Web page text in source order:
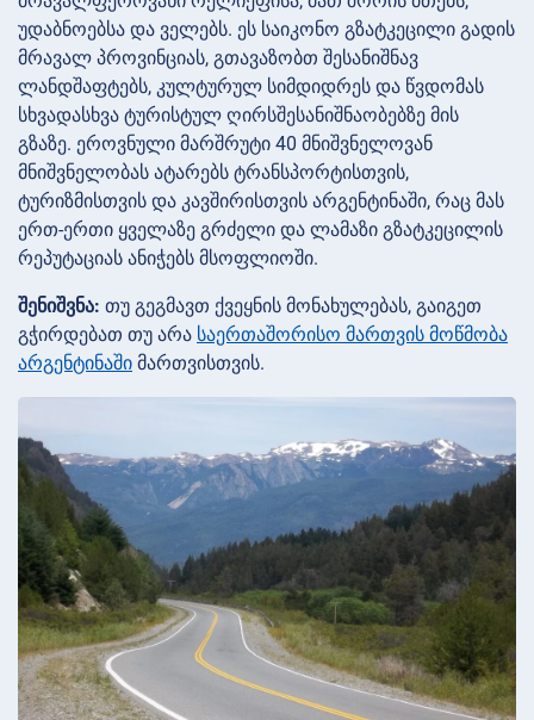
უდაბნოებსა და ველებს. ეს საიკონო გზატკეცილი გადის
მრავალ პროვინციას, გთავაზობთ შესანიშნავ
ლანდშაფტებს, კულტურულ სიმდიდრეს და წვდომას
სხვადასხვა ტურისტულ ღირსშესანიშნაობებზე მის
გზაზე. ეროვნული მარშრუტი 40 მნიშვნელოვან
მნიშვნელობას ატარებს ტრანსპორტისთვის,
ტურიზმისთვის და კავშირისთვის არგენტინაში, რაც მას
ერთ-ერთი ყველაზე გრძელი და ლამაზი გზატკეცილის
რეპუტაციას ანიჭებს მსოფლიოში.
შენიშვნა: თუ გეგმავთ ქვეყნის მონახულებას, გაიგეთ
გჭირდებათ თუ არა საერთაშორისო მართვის მოწმობა
არგენტინაში მართვისთვის.